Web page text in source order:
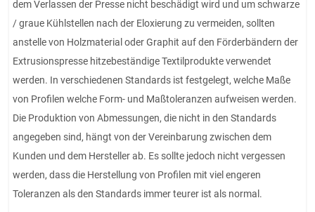
dem Verlassen der Presse nicht beschädigt wird und um schwarze
/ graue Kühlstellen nach der Eloxierung zu vermeiden, sollten
anstelle von Holzmaterial oder Graphit auf den Förderbändern der
Extrusionspresse hitzebeständige Textilprodukte verwendet
werden. In verschiedenen Standards ist festgelegt, welche Maße
von Profilen welche Form- und Maßtoleranzen aufweisen werden.
Die Produktion von Abmessungen, die nicht in den Standards
angegeben sind, hängt von der Vereinbarung zwischen dem
Kunden und dem Hersteller ab. Es sollte jedoch nicht vergessen
werden, dass die Herstellung von Profilen mit viel engeren
Toleranzen als den Standards immer teurer ist als normal.